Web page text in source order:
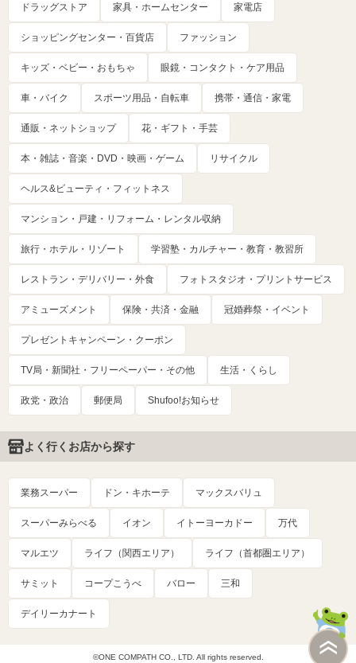
ドラッグストア 家具・ホームセンター 家電店
ショッピングセンター・百貨店 ファッション
キッズ・ベビー・おもちゃ 眼鏡・コンタクト・ケア用品
車・バイク スポーツ用品・自転車 携帯・通信・家電
通販・ネットショップ 花・ギフト・手芸
本・雑誌・音楽・DVD・映画・ゲーム リサイクル
ヘルス&ビューティ・フィットネス
マンション・戸建・リフォーム・レンタル収納
旅行・ホテル・リゾート 学習塾・カルチャー・教育・教習所
レストラン・デリバリー・外食 フォトスタジオ・プリントサービス
アミューズメント 保険・共済・金融 冠婚葬祭・イベント
プレゼントキャンペーン・クーポン
TV局・新聞社・フリーペーパー・その他 生活・くらし
政党・政治 郵便局 Shufoo!お知らせ
よく行くお店から探す
業務スーパー ドン・キホーテ マックスバリュ
スーパーみらべる イオン イトーヨーカドー 万代
マルエツ ライフ（関西エリア） ライフ（首都圏エリア）
サミット コープこうべ バロー 三和
デイリーカナート
©ONE COMPATH CO., LTD. All rights reserved.